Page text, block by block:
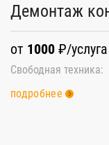
Демонтаж
от 1000 ₽/услуга
Свободная техника:
подробнее